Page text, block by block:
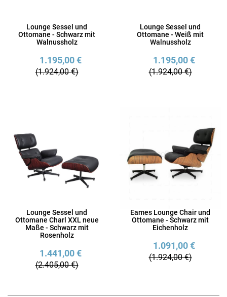
Lounge Sessel und
Ottomane - Schwarz mit
Walnussholz
1.195,00 €
(1.924,00 €)
Lounge Sessel und
Ottomane - Weiß mit
Walnussholz
1.195,00 €
(1.924,00 €)
Lounge Sessel und
Ottomane Charl XXL neue
Maße - Schwarz mit
Rosenholz
1.441,00 €
(2.405,00 €)
Eames Lounge Chair und
Ottomane - Schwarz mit
Eichenholz
1.091,00 €
(1.924,00 €)